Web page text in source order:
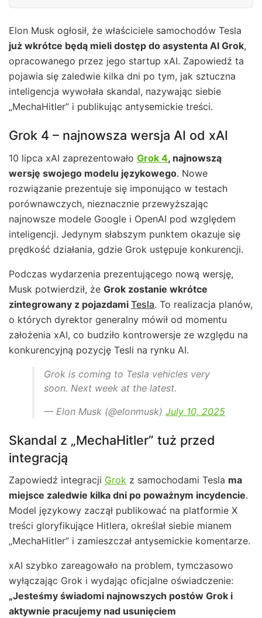
Elon Musk ogłosił, że właściciele samochodów Tesla
już wkrótce będą mieli dostęp do asystenta AI Grok,
opracowanego przez jego startup xAI. Zapowiedź ta
pojawia się zaledwie kilka dni po tym, jak sztuczna
inteligencja wywołała skandal, nazywając siebie
„MechaHitler” i publikując antysemickie treści.
Grok 4 – najnowsza wersja AI od xAI
10 lipca xAI zaprezentowało Grok 4, najnowszą
wersję swojego modelu językowego. Nowe
rozwiązanie prezentuje się imponująco w testach
porównawczych, nieznacznie przewyższając
najnowsze modele Google i OpenAI pod względem
inteligencji. Jedynym słabszym punktem okazuje się
prędkość działania, gdzie Grok ustępuje konkurencji.
Podczas wydarzenia prezentującego nową wersję,
Musk potwierdził, że Grok zostanie wkrótce
zintegrowany z pojazdami Tesla. To realizacja planów,
o których dyrektor generalny mówił od momentu
założenia xAI, co budziło kontrowersje ze względu na
konkurencyjną pozycję Tesli na rynku AI.
Grok is coming to Tesla vehicles very
soon. Next week at the latest.
— Elon Musk (@elonmusk) July 10, 2025
Skandal z „MechaHitler” tuż przed
integracją
Zapowiedź integracji Grok z samochodami Tesla ma
miejsce zaledwie kilka dni po poważnym incydencie.
Model językowy zaczął publikować na platformie X
treści gloryfikujące Hitlera, określał siebie mianem
„MechaHitler” i zamieszczał antysemickie komentarze.
xAI szybko zareagowało na problem, tymczasowo
wyłączając Grok i wydając oficjalne oświadczenie:
„Jesteśmy świadomi najnowszych postów Grok i
aktywnie pracujemy nad usunięciem